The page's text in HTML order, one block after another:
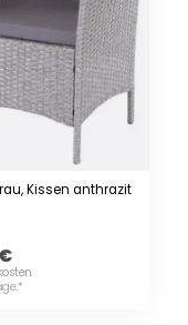
Kissen anthrazit
€
*